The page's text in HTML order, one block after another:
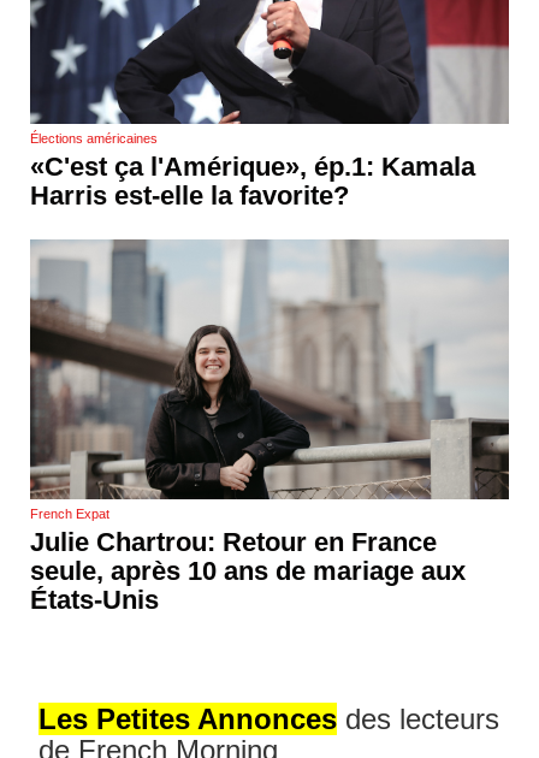
Élections américaines
«C'est ça l'Amérique», ép.1: Kamala
Harris est-elle la favorite?
French Expat
Julie Chartrou: Retour en France
seule, après 10 ans de mariage aux
États-Unis
Les Petites Annoncesdes lecteurs
de French Morning